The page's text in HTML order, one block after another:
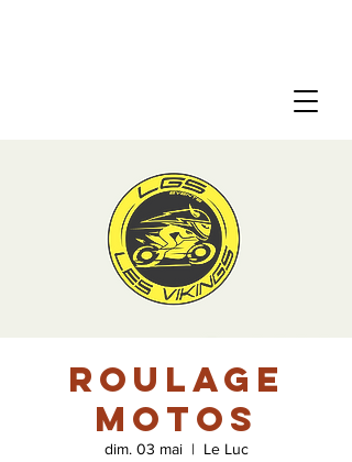
Roulage
motos
dim. 03 mai
  |
Le Luc